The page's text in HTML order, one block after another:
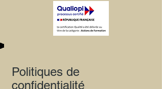
Politiques de
confidentialité